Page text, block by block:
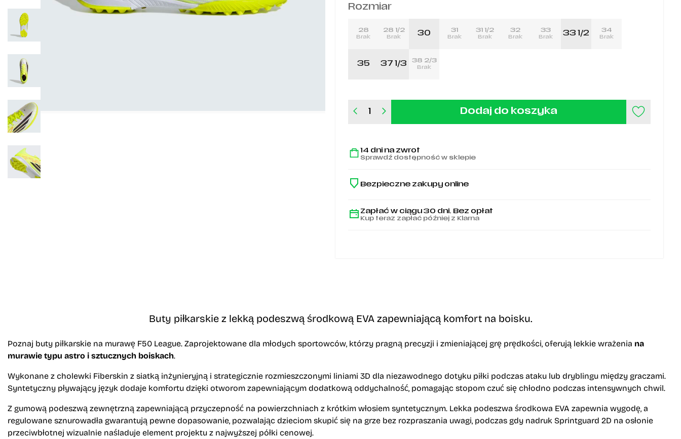
Rozmiar
28
Brak
28 1/2
Brak 30 31
Brak
31 1/2
Brak
32
Brak
33
Brak 33 1/2 34
Brak
35 37 1/3 38 2/3
Brak
ilość
murawę
F50
Junior
TF
JR9018
Dodaj do koszyka
14 dni na zwrot
Sprawdź dostępność w sklepie
Bezpieczne zakupy online
Zapłać w ciągu 30 dni. Bez opłat
Kup teraz zapłać później z Klarna
Buty piłkarskie z lekką podeszwą środkową EVA zapewniającą komfort na boisku.
Poznaj buty piłkarskie na murawę F50 League. Zaprojektowane dla młodych sportowców, którzy pragną precyzji i zmieniającej grę prędkości, oferują lekkie wrażenia na
murawie typu astro i sztucznych boiskach.
Wykonane z cholewki Fiberskin z siatką inżynieryjną i strategicznie rozmieszczonymi liniami 3D dla niezawodnego dotyku piłki podczas ataku lub dryblingu między graczami.
Syntetyczny pływający język dodaje komfortu dzięki otworom zapewniającym dodatkową oddychalność, pomagając stopom czuć się chłodno podczas intensywnych chwil.
Z gumową podeszwą zewnętrzną zapewniającą przyczepność na powierzchniach z krótkim włosiem syntetycznym. Lekka podeszwa środkowa EVA zapewnia wygodę, a
regulowane sznurowadła gwarantują pewne dopasowanie, pozwalając dzieciom skupić się na grze bez rozpraszania uwagi, podczas gdy nadruk Sprintguard 2D na osłonie
przeciwbłotnej wizualnie naśladuje element projektu z najwyższej półki cenowej.